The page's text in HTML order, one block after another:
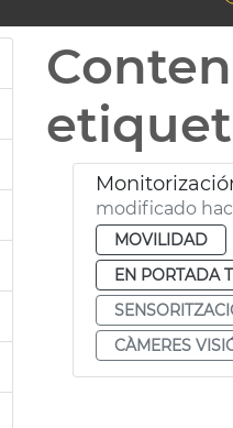
modificado
MOVILIDAD
EN PORTADA
CÀMERES